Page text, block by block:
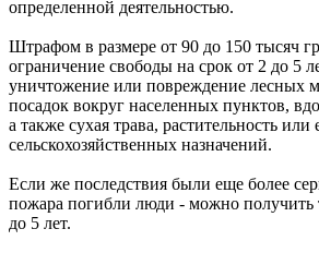
определенной деятельностью.
Штрафом в размере от 90 до 150 тысяч
ограничение свободы на срок от 2 до 5
уничтожение или повреждение лесных
посадок вокруг населенных пунктов,
а также сухая трава, растительность или
сельскохозяйственных назначений.
Если же последствия были еще более
пожара погибли люди - можно
до 5 лет.